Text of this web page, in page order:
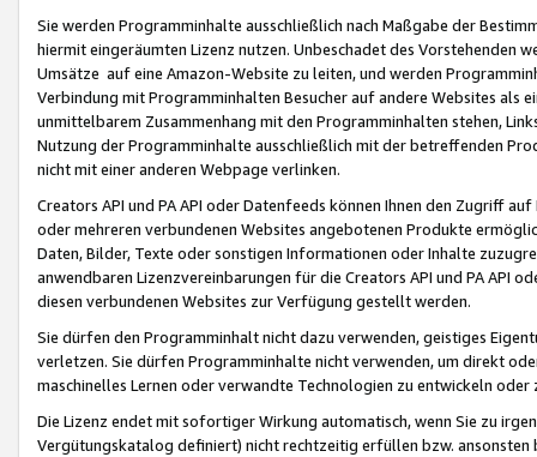
Sie werden Programminhalte ausschließlich nach Maßgabe der
hiermit eingeräumten Lizenz nutzen. Unbeschadet des Vorstehenden
Umsätze auf eine Amazon-Website zu leiten, und werden
Verbindung mit Programminhalten Besucher auf andere Websites als
unmittelbarem Zusammenhang mit den Programminhalten stehen,
Nutzung der Programminhalte ausschließlich mit der betreffenden
nicht mit einer anderen Webpage verlinken.
Creators API und PA API oder Datenfeeds können Ihnen den Zugriff
oder mehreren verbundenen Websites angebotenen Produkte
Daten, Bilder, Texte oder sonstigen Informationen oder Inhalte
anwendbaren Lizenzvereinbarungen für die Creators API und PA API
diesen verbundenen Websites zur Verfügung gestellt werden.
Sie dürfen den Programminhalt nicht dazu verwenden, geistiges
verletzen. Sie dürfen Programminhalte nicht verwenden, um direkt
maschinelles Lernen oder verwandte Technologien zu entwickeln
Die Lizenz endet mit sofortiger Wirkung automatisch, wenn Sie zu
Vergütungskatalog definiert) nicht rechtzeitig erfüllen bzw. ansonsten